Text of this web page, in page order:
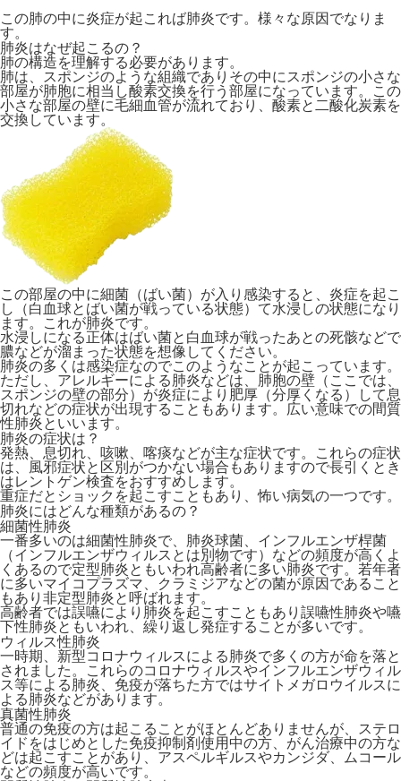
この肺の中に炎症が起これば肺炎です。様々な原因でなりま
す。
肺炎はなぜ起こるの？
肺の構造を理解する必要があります。
肺は、スポンジのような組織でありその中にスポンジの小さな
部屋が肺胞に相当し酸素交換を行う部屋になっています。この
小さな部屋の壁に毛細血管が流れており、酸素と二酸化炭素を
交換しています。
この部屋の中に細菌（ばい菌）が入り感染すると、炎症を起こ
し（白血球とばい菌が戦っている状態）て水浸しの状態になり
ます。これが肺炎です。
水浸しになる正体はばい菌と白血球が戦ったあとの死骸などで
膿などが溜まった状態を想像してください。
肺炎の多くは感染症なのでこのようなことが起こっています。
ただし、アレルギーによる肺炎などは、肺胞の壁（ここでは、
スポンジの壁の部分）が炎症により肥厚（分厚くなる）して息
切れなどの症状が出現することもあります。広い意味での間質
性肺炎といいます。
肺炎の症状は？
発熱、息切れ、咳嗽、喀痰などが主な症状です。これらの症状
は、風邪症状と区別がつかない場合もありますので長引くとき
はレントゲン検査をおすすめします。
重症だとショックを起こすこともあり、怖い病気の一つです。
肺炎にはどんな種類があるの？
細菌性肺炎
一番多いのは細菌性肺炎で、肺炎球菌、インフルエンザ桿菌
（インフルエンザウィルスとは別物です）などの頻度が高くよ
くあるので定型肺炎ともいわれ高齢者に多い肺炎です。若年者
に多いマイコプラズマ、クラミジアなどの菌が原因であること
もあり非定型肺炎と呼ばれます。
高齢者では誤嚥により肺炎を起こすこともあり誤嚥性肺炎や嚥
下性肺炎ともいわれ、繰り返し発症することが多いです。
ウィルス性肺炎
一時期、新型コロナウィルスによる肺炎で多くの方が命を落と
されました。これらのコロナウィルスやインフルエンザウィル
ス等による肺炎、免疫が落ちた方ではサイトメガロウイルスに
よる肺炎などがあります。
真菌性肺炎
普通の免疫の方は起こることがほとんどありませんが、ステロ
イドをはじめとした免疫抑制剤使用中の方、がん治療中の方な
どは起こすことがあり、アスペルギルスやカンジダ、ムコール
などの頻度が高いです。